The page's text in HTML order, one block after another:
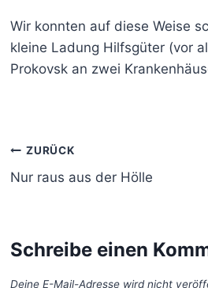
Wir konnten auf diese Weise
kleine Ladung Hilfsgüter (vor
Prokovsk an zwei
Beitragsnavigation
ZURÜCK
Nur raus aus der Hölle
Schreibe einen
Deine E-Mail-Adresse wird nicht